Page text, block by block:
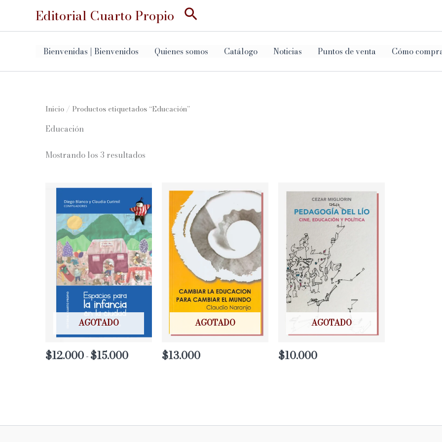
contenido
Editorial Cuarto Propio Buscar
Bienvenidas | Bienvenidos Quienes somos Catálogo Noticias Puntos de venta Cómo
Inicio / Productos etiquetados “Educación”
Educación
Mostrando los 3 resultados
AGOTADO
$12.000 - $15.000Rango
AGOTADO
$13.000
AGOTADO
$10.000